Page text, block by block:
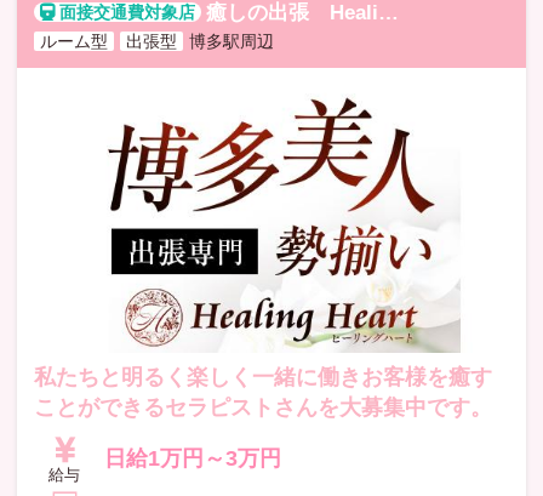
癒しの出張 Healing Heart
ルーム型
出張型 博多駅周辺
私たちと明るく楽しく一緒に働きお客様を癒す
ことができるセラピストさんを大募集中です。
給与
日給1万円～3万円